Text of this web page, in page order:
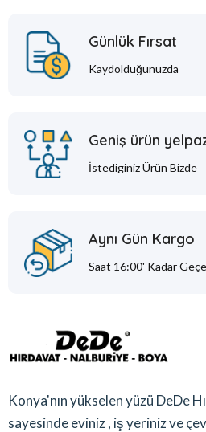
Günlük Fırsat
Kaydolduğunuzda
Geniş ürün
İstediginiz Ürün Bizde
Aynı Gün Kargo
Saat 16:00' Kadar
Konya'nın yükselen yüzü DeDe
sayesinde eviniz , iş yeriniz ve